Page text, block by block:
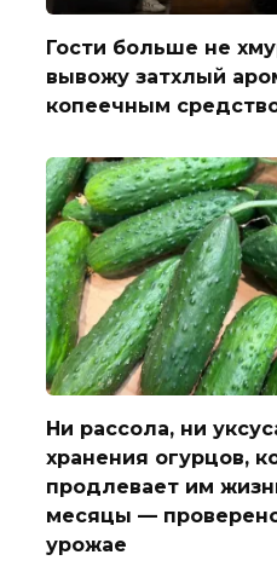
Гости больше не
вывожу затхлый
копеечным
Ни рассола, ни
хранения огурцов,
продлевает им
месяцы —
урожае